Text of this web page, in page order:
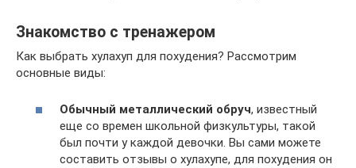
Знакомство с тренажером
Как выбрать хулахуп для похудения? Рассмотрим
основные виды:
Обычный металлический обруч, известный
еще со времен школьной физкультуры, такой
был почти у каждой девочки. Вы сами можете
составить отзывы о хулахупе, для похудения он